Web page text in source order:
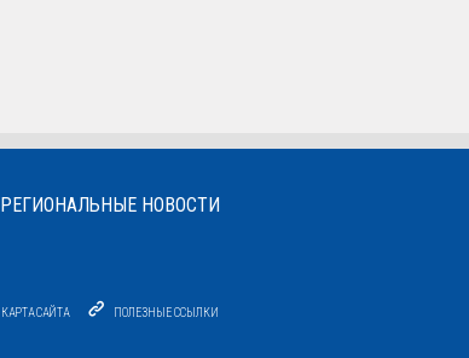
РЕГИОНАЛЬНЫЕ НОВОСТИ
КАРТА САЙТА ПОЛЕЗНЫЕ ССЫЛКИ